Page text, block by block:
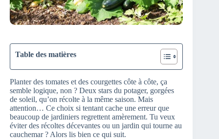
Table des matières
Planter des tomates et des courgettes côte à côte, ça
semble logique, non ? Deux stars du potager, gorgées
de soleil, qu’on récolte à la même saison. Mais
attention… Ce choix si tentant cache une erreur que
beaucoup de jardiniers regrettent amèrement. Tu veux
éviter des récoltes décevantes ou un jardin qui tourne au
cauchemar ? Alors lis bien ce qui suit.